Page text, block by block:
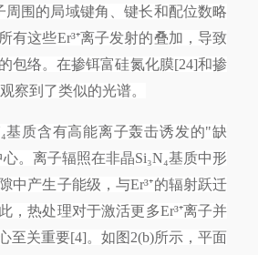
周围的局域键角、键长和配位数略
有这些Er³⁺离子发射的叠加，导致
包络。在掺铒富硅氮化膜[24]和掺
察到了类似的光谱。
基质含有高能离子轰击诱发的"缺
。离子辐照在非晶Si₃N₄基质中形
中产生子能级，与Er³⁺的辐射跃迁
，热处理对于激活更多Er³⁺离子并
至关重要[4]。如图2(b)所示，平面